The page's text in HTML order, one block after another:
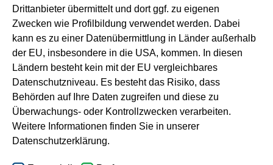
Energie
B2B-Lösungen
Unternehmen
Karriere
B2B-Lösung
Energieeffizienz in
Gebäuden steigern
Drittanbieter übermittelt und dort ggf. zu eigenen
Zwecken wie Profilbildung verwendet werden. Dabei
kann es zu einer Datenübermittlung in Länder außerhalb
der EU, insbesondere in die USA, kommen. In diesen
Ländern besteht kein mit der EU vergleichbares
Datenschutzniveau. Es besteht das Risiko, dass
Behörden auf Ihre Daten zugreifen und diese zu
Überwachungs- oder Kontrollzwecken verarbeiten.
Weitere Informationen finden Sie in unserer
Datenschutzerklärung.